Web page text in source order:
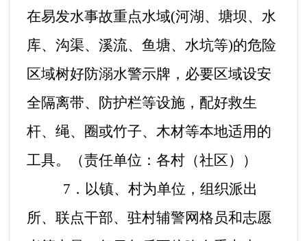
在易发水事故重点水域(河湖、塘坝、水
库、沟渠、 溪流、鱼塘、水坑等)的危险
区域树好防溺水警示牌，必要区域设安
全隔离带、防护栏等设施，配好救生
杆、绳、圈或竹子、木材等本地适用的
工具。（责任单位：各村（社区））
7 ． 以镇、村为单位，组织派出
所、联点干部、驻村辅警网格员和志愿